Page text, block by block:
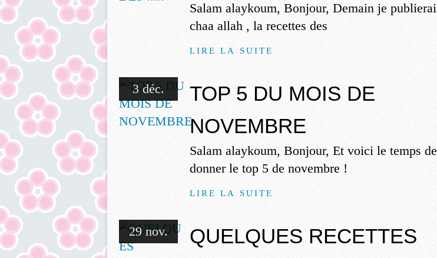
Salam alaykoum, Bonjour, Demain je
chaa allah , la recettes des
LIRE LA SUITE
3 déc.
TOP 5 DU MOIS DE
NOVEMBRE
Salam alaykoum, Bonjour, Et voici le temps
donner le top 5 de novembre !
LIRE LA SUITE
29 nov.
QUELQUES RECETTES